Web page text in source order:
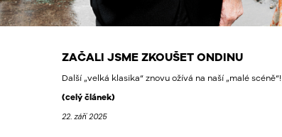
ZAČALI JSME ZKOUŠET ONDINU
Další „velká klasika“ znovu ožívá na naší „malé scéně“!
(celý článek)
22. září 2025